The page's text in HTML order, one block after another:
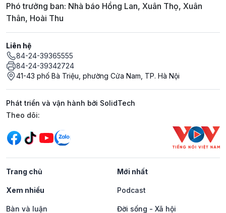
Phó trưởng ban: Nhà báo Hồng Lan, Xuân Thọ, Xuân
Thân, Hoài Thu
Liên hệ
84-24-39365555
84-24-39342724
41-43 phố Bà Triệu, phường Cửa Nam, TP. Hà Nội
Phát triển và vận hành bởi SolidTech
Mạng xã hội
Theo dõi:
Trang chủ Mới nhất
Xem nhiều Podcast
Bàn và luận Đời sống - Xã hội